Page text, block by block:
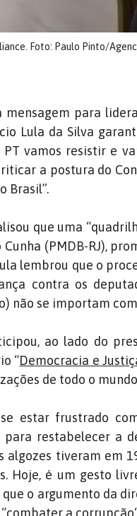
Foto: Paulo Pinto/
mensagem para
Lula da Silva
PT vamos resistir e
a postura do
Brasil”.
que uma
Cunha (PMDB-RJ),
lembrou que o
contra os
não se importam
ao lado do
“Democracia e
de todo o
estar frustrado
restabelecer a
algozes tiveram em
Hoje, é um gesto
o argumento da
combater a corrupção